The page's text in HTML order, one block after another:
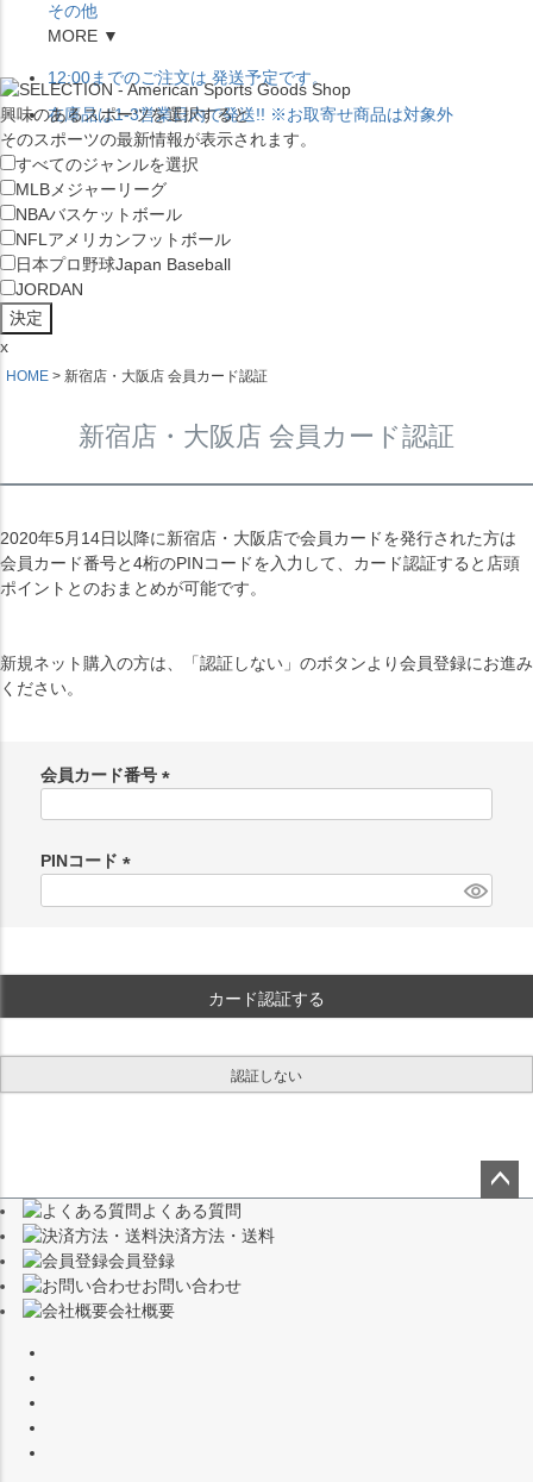
その他
MORE ▼
12:00までのご注文は 発送予定です。
在庫品は1-3営業日内で発送!! ※お取寄せ商品は対象外
興味のあるスポーツを選択すると
そのスポーツの最新情報が表示されます。
すべてのジャンルを選択
MLB メジャーリーグ
NBAバスケットボール
NFL アメリカンフットボール
日本プロ野球Japan Baseball
JORDAN
x
HOME 新宿店・大阪店 会員カード認証
新宿店・大阪店 会員カード認証
2020年5月14日以降に新宿店・大阪店で会員カードを発行された方は
会員カード番号と4桁のPINコードを入力して、カード認証すると店頭
ポイントとのおまとめが可能です。
新規ネット購入の方は、「認証しない」のボタンより会員登録にお進み
ください。
会員カード番号
)
PINコード
カード認証する
認証しない
よくある質問
決済方法・送料
会員登録
お問い合わせ
会社概要